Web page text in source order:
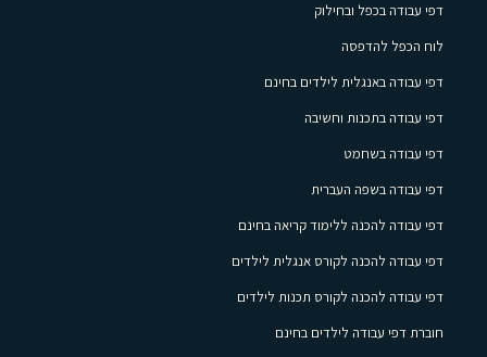
דפי עבודה בכפל ובחילוק
לוח הכפל להדפסה
דפי עבודה באנגלית לילדים בחינם
דפי עבודה בתכנות וחשיבה
דפי עבודה בשחמט
דפי עבודה בשפה העברית
דפי עבודה להכנה ללימוד קריאה בחינם
דפי עבודה להכנה לקורס אנגלית לילדים
דפי עבודה להכנה לקורס תכנות לילדים
חוברת דפי עבודה לילדים בחינם